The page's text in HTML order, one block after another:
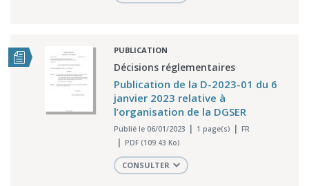
PUBLICATION
Décisions réglementaires
Publication de la D-2023-01 du 6
janvier 2023 relative à
l’organisation de la DGSER
Publié le 06/01/2023 1 page(s)
FR
PDF (109.43 Ko)
CONSULTER